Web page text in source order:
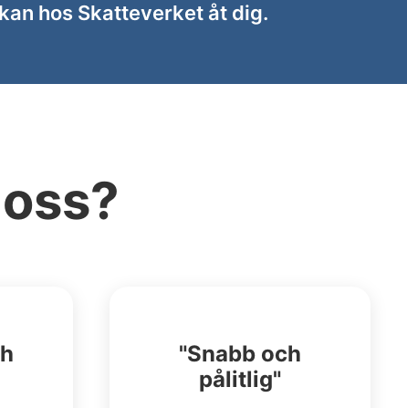
hos Skatteverket åt dig.
"Snabb och
pålitlig"